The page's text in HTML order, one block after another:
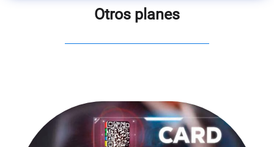
Otros planes